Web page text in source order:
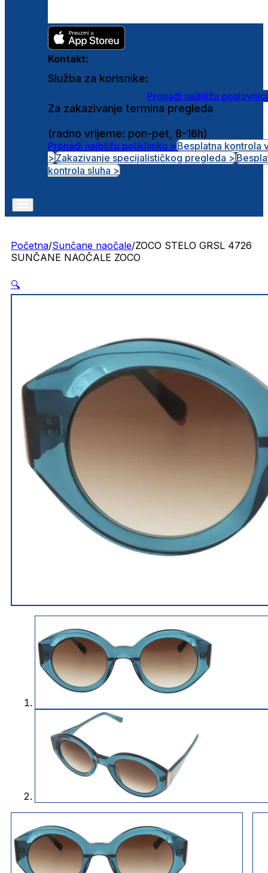
Kontakt:
Služba za korisnike:
Pronađi najbližu
Za zakazivanje termina pregleda
(radno vrijeme: pon-pet, 8-16h)
Pronađi najbližu polikliniku >Besplatna kontrola
>Zakazivanje specijalističkog pregleda >
kontrola sluha >
Početna/Sunčane naočale/ZOCO STELO GRSL 4726
SUNČANE NAOČALE ZOCO
🔍